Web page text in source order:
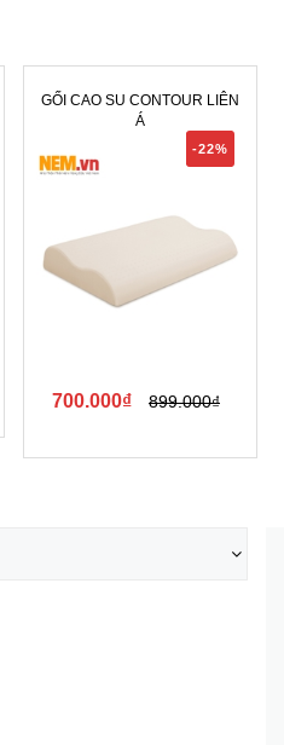
GỐI CAO SU CONTOUR LIÊN
Á
-22%
700.000₫ 899.000₫